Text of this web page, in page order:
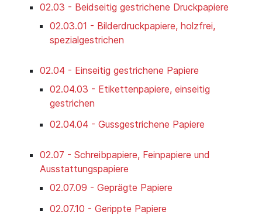
02.03 - Beidseitig gestrichene Druckpapiere
02.03.01 - Bilderdruckpapiere, holzfrei,
spezialgestrichen
02.04 - Einseitig gestrichene Papiere
02.04.03 - Etikettenpapiere, einseitig
gestrichen
02.04.04 - Gussgestrichene Papiere
02.07 - Schreibpapiere, Feinpapiere und
Ausstattungspapiere
02.07.09 - Geprägte Papiere
02.07.10 - Gerippte Papiere